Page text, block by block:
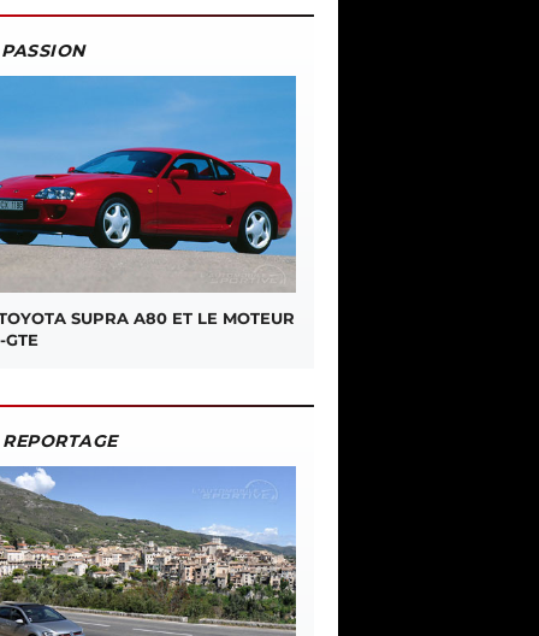
SUPRA A80 ET LE MOTEUR
GTE